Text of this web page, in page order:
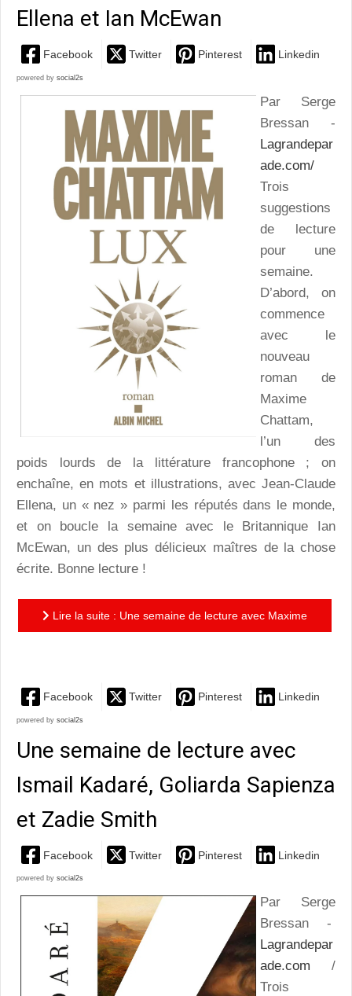
Ellena et Ian McEwan
Facebook Twitter Pinterest Linkedin
powered by social2s
Par Serge
Bressan -
Lagrandepar
ade.com/
Trois
suggestions
de lecture
pour une
semaine.
D’abord, on
commence
avec le
nouveau
roman de
Maxime
Chattam,
l’un des
poids lourds de la littérature francophone ; on
enchaîne, en mots et illustrations, avec Jean-Claude
Ellena, un « nez » parmi les réputés dans le monde,
et on boucle la semaine avec le Britannique Ian
McEwan, un des plus délicieux maîtres de la chose
écrite. Bonne lecture !
Lire la suite : Une semaine de lecture avec Maxime
Facebook Twitter Pinterest Linkedin
powered by social2s
Une semaine de lecture avec
Ismail Kadaré, Goliarda Sapienza
et Zadie Smith
Facebook Twitter Pinterest Linkedin
powered by social2s
Par Serge
Bressan -
Lagrandepar
ade.com /
Trois